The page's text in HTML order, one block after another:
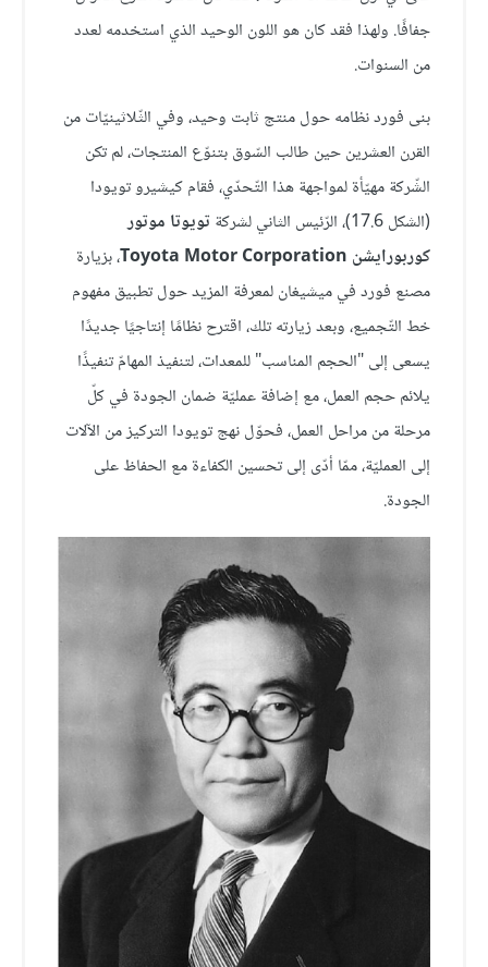
جفافًا. ولهذا فقد كان هو اللون الوحيد الذي استخدمه لعدد
من السنوات.
بنى فورد نظامه حول منتج ثابت وحيد، وفي الثّلاثينيّات من
القرن العشرين حين طالب السّوق بتنوّع المنتجات، لم تكن
الشّركة مهيّأة لمواجهة هذا التّحدّي، فقام كيشيرو تويودا
(الشكل 17.6)، الرّئيس الثاني لشركة
تويوتا موتور
كوربورايشن Toyota Motor Corporation، بزيارة
مصنع فورد في ميشيغان لمعرفة المزيد حول تطبيق مفهوم
خط التّجميع، وبعد زيارته تلك، اقترح نظامًا إنتاجيًا جديدًا
يسعى إلى "الحجم المناسب" للمعدات، لتنفيذ المهامّ تنفيذًا
يلائم حجم العمل، مع إضافة عمليّة ضمان الجودة في كلّ
مرحلة من مراحل العمل، فحوّل نهج تويودا التركيز من الآلات
إلى العمليّة، ممّا أدّى إلى تحسين الكفاءة مع الحفاظ على
الجودة.